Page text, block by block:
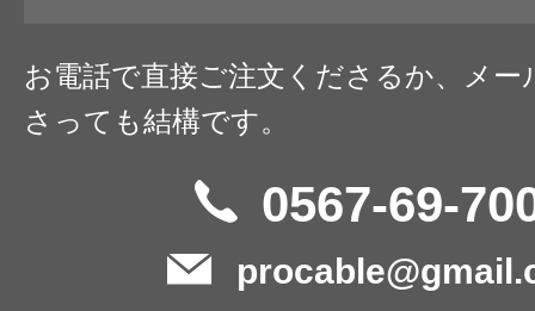
お電話で直接ご注文くださるか、メー
さっても結構です。
0567-69-